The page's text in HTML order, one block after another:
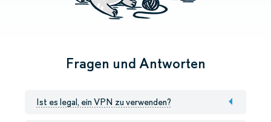
Fragen und Antworten
Ist es legal, ein VPN zu verwenden?